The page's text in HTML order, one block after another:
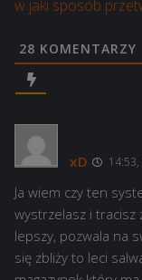
w jaki sposób
28 KOMENTARZY
xD
Ja wiem czy ten
wystrzelasz i tracisz
lepszy, pozwala na
się zbliży to leci